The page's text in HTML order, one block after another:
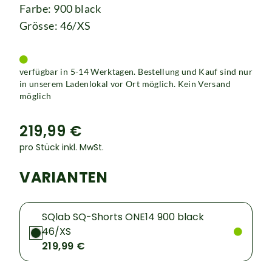
Farbe: 900 black
Grösse: 46/XS
verfügbar in 5-14 Werktagen. Bestellung und Kauf sind nur
in unserem Ladenlokal vor Ort möglich. Kein Versand
möglich
219,99 €
pro Stück inkl. MwSt.
VARIANTEN
SQlab SQ-Shorts ONE14 900 black
46/XS
219,99 €